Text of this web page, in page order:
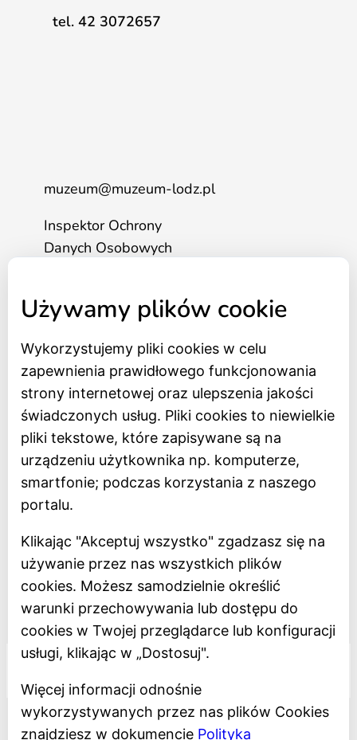
tel. 42 3072657
muzeum@muzeum-lodz.pl
Inspektor Ochrony
Danych Osobowych
Strona główna
Bilety online
BIP
Oceń Muzeum
Newsletter
Deklaracja dostępności
Regulamin
Dostępność
Projekt dofinansowany z Unii Europejskiej
Używamy plików cookie
Wykorzystujemy pliki cookies w celu
zapewnienia prawidłowego funkcjonowania
strony internetowej oraz ulepszenia jakości
świadczonych usług. Pliki cookies to niewielkie
pliki tekstowe, które zapisywane są na
urządzeniu użytkownika np. komputerze,
smartfonie; podczas korzystania z naszego
portalu.
Klikając "Akceptuj wszystko" zgadzasz się na
używanie przez nas wszystkich plików
cookies. Możesz samodzielnie określić
warunki przechowywania lub dostępu do
cookies w Twojej przeglądarce lub konfiguracji
usługi, klikając w „Dostosuj".
Więcej informacji odnośnie
wykorzystywanych przez nas plików Cookies
znajdziesz w dokumencie Polityka